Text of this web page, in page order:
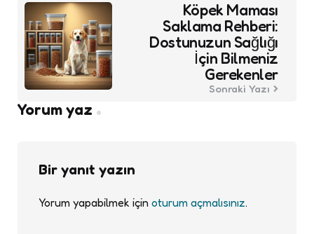
Köpek Maması
Saklama Rehberi:
Dostunuzun Sağlığı
İçin Bilmeniz
Gerekenler
Sonraki Yazı
Yorum yaz
Bir yanıt yazın
Yorum yapabilmek için oturum açmalısınız.